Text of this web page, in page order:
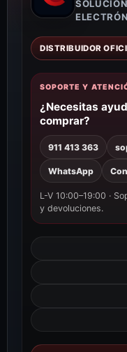
DISTRIBUIDOR
SOPORTE Y
¿Necesitas
comprar?
911 413 363
WhatsApp
L-V 10:00–19:00 ·
y devoluciones.